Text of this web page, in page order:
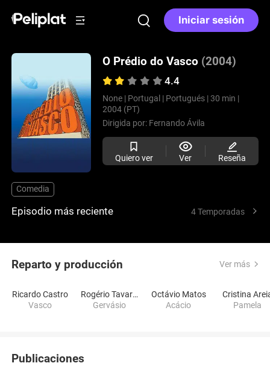
Iniciar sesión
O Prédio do Vasco (2004)
4.4
None | Portugal | Portugués | 30 min |
2004 (PT)
Dirigida por: Fernando Ávila
Quiero ver Ver Reseña
Comedia
Episodio más reciente 4 Temporadas
Reparto y producción Ver más
Ricardo Castro
Vasco
Rogério Tavares
Gervásio
Octávio Matos
Acácio
Cristina
Pamela
Publicaciones